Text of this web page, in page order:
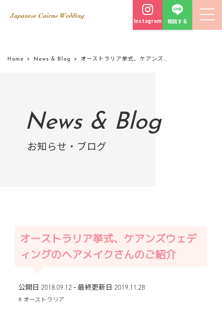
Instagram 相談する
Home News & Blog オーストラリア挙式、ケアンズウェディングのヘアメイクさんのご紹介
News & Blog
お知らせ・ブログ
オーストラリア挙式、ケアンズウェデ
ィングのヘアメイクさんのご紹介
公開日 2018.09.12- 最終更新日 2019.11.28
# オーストラリア